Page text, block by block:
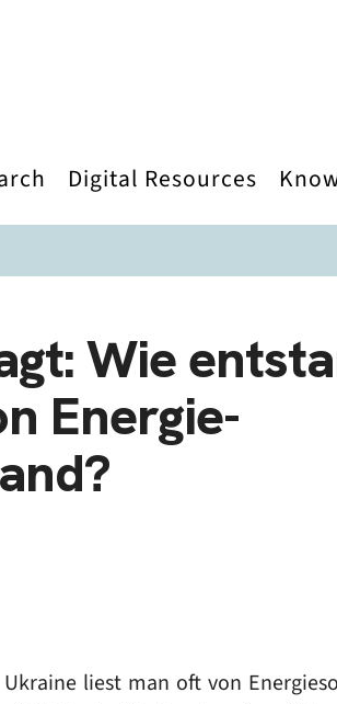
Digital Resources
Wie
Energie-
liest man oft von